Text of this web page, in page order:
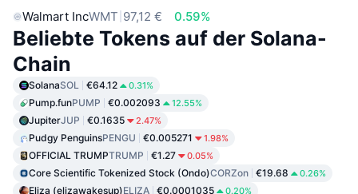
Walmart IncWMT 97,12 € 0.59%
Beliebte Tokens auf der Solana-
Chain
SolanaSOL €64.12 0.31%
Pump.funPUMP €0.002093 12.55%
JupiterJUP €0.1635 2.47%
Pudgy PenguinsPENGU €0.005271 1.98%
OFFICIAL TRUMPTRUMP €1.27 0.05%
Core Scientific Tokenized Stock (Ondo)CORZon €19.68 0.26%
Eliza (elizawakesup)ELIZA €0.0001035 0.20%